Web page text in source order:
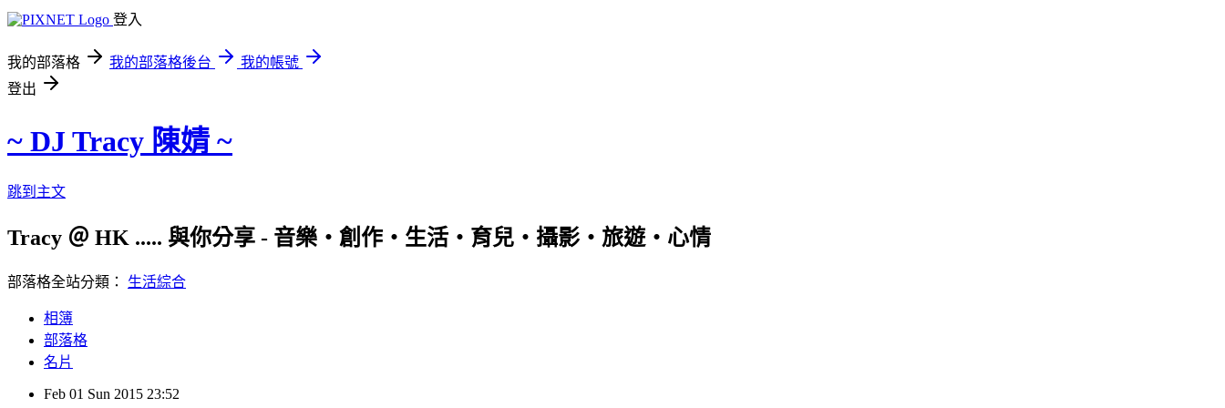
登入
我的部落格 我的部落格後台
我的帳號
登出
~ DJ Tracy 陳婧 ~
跳到主文
Tracy ＠ HK ..... 與你分享 - 音樂‧創作‧生活‧育兒‧攝影‧旅遊‧心情
部落格全站分類： 生活綜合
相簿
部落格
名片
Feb 01 Sun 2015 23:52